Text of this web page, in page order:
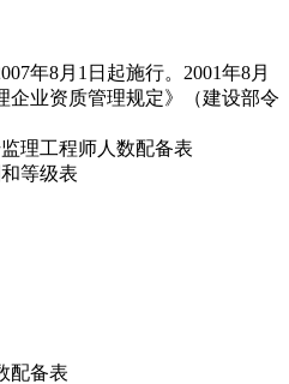
8月1日起施行。2001年8月
企业资质管理规定》（建设部令
理工程师人数配备表
级表
配备表